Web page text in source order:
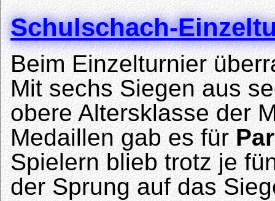
Schulschach-
Beim Einzelturnier
Mit sechs Siegen aus
obere Altersklasse der
Medaillen gab es für
Spielern blieb trotz je
der Sprung auf das